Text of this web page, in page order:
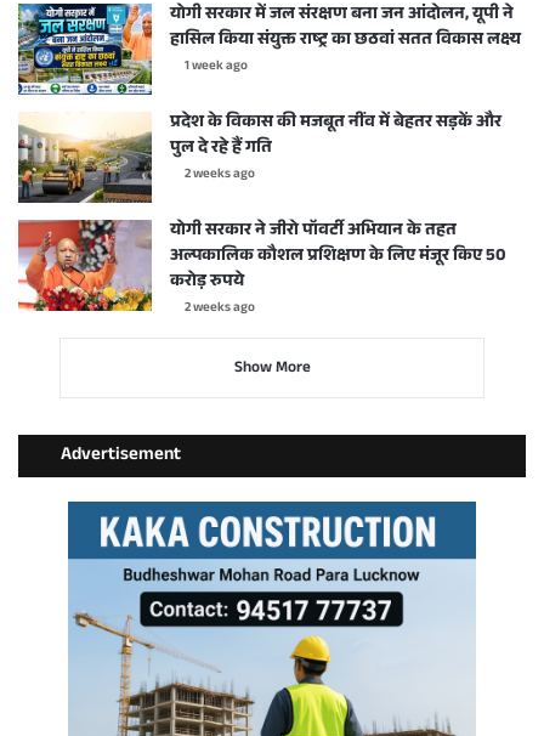
योगी सरकार में जल संरक्षण बना जन आंदोलन, यूपी ने
हासिल किया संयुक्त राष्ट्र का छठवां सतत विकास लक्ष्य
1 week ago
प्रदेश के विकास की मजबूत नींव में बेहतर सड़कें और
पुल दे रहे हैं गति
2 weeks ago
योगी सरकार ने जीरो पॉवर्टी अभियान के तहत
अल्पकालिक कौशल प्रशिक्षण के लिए मंजूर किए 50
करोड़ रुपये
2 weeks ago
Show More
Advertisement